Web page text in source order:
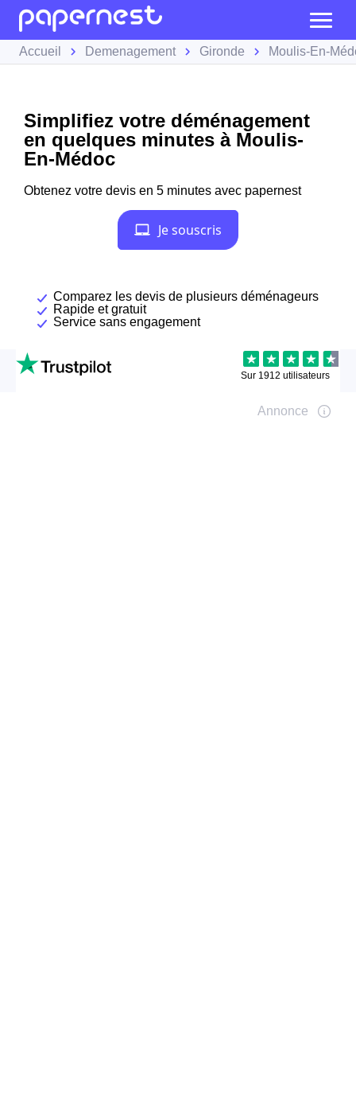
Accueil Demenagement Gironde Moulis-En-